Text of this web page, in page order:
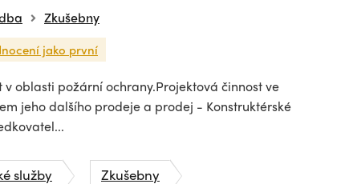
Zkušebny
jako první
oblasti požární ochrany.Projektová činnost ve
jeho dalšího prodeje a prodej - Konstruktérské
služby
Zkušebny